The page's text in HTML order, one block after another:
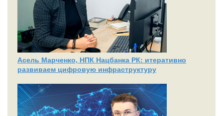
Асель Марченко, НПК Нацбанка РК: итеративно
развиваем цифровую инфраструктуру